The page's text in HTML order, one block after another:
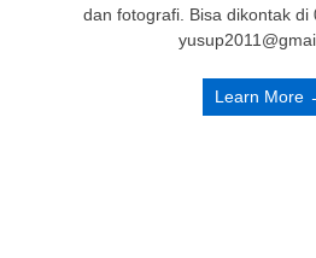
dan fotografi. Bisa dikontak di
Learn More